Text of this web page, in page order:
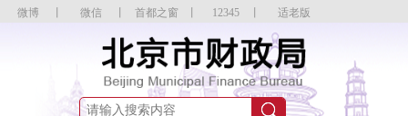
微博 微信 12345 适老版
首都之窗